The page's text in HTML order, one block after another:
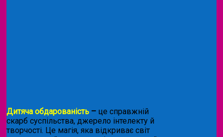
Дитяча обдарованість – це справжній
скарб суспільства, джерело інтелекту й
творчості. Це магія, яка відкриває світ